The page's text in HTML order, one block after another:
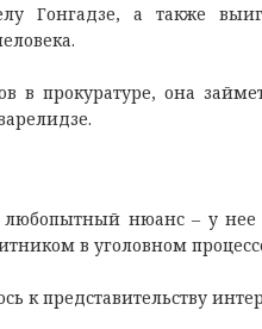
Гонгадзе, а также
прокуратуре, она
нюанс – у нее
в уголовном
к представительству